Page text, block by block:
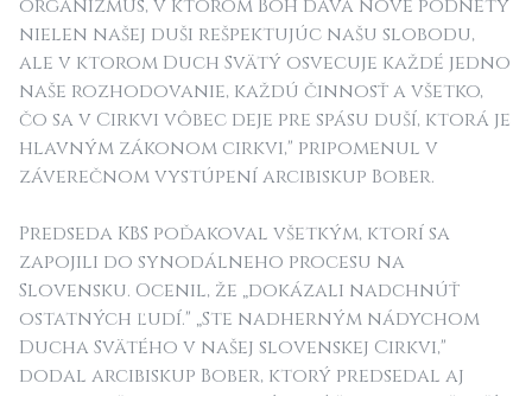
organizmus, v ktorom Boh dáva nové podnety
nielen našej duši rešpektujúc našu slobodu,
ale v ktorom Duch Svätý osvecuje každé jedno
naše rozhodovanie, každú činnosť a všetko,
čo sa v Cirkvi vôbec deje pre spásu duší, ktorá je
hlavným zákonom cirkvi," pripomenul v
záverečnom vystúpení arcibiskup Bober.
Predseda KBS poďakoval všetkým, ktorí sa
zapojili do synodálneho procesu na
Slovensku. Ocenil, že „dokázali nadchnúť
ostatných ľudí." „Ste nadherným nádychom
Ducha Svätého v našej slovenskej Cirkvi,"
dodal arcibiskup Bober, ktorý predsedal aj